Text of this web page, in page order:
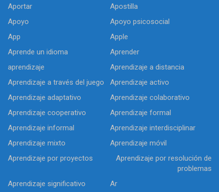
Aportar
Apostilla
Apoyo
Apoyo psicosocial
App
Apple
Aprende un idioma
Aprender
aprendizaje
Aprendizaje a distancia
Aprendizaje a través del juego
Aprendizaje activo
Aprendizaje adaptativo
Aprendizaje colaborativo
Aprendizaje cooperativo
Aprendizaje formal
Aprendizaje informal
Aprendizaje interdisciplinar
Aprendizaje mixto
Aprendizaje móvil
Aprendizaje por proyectos
Aprendizaje por resolución de
problemas
Aprendizaje significativo
Ar